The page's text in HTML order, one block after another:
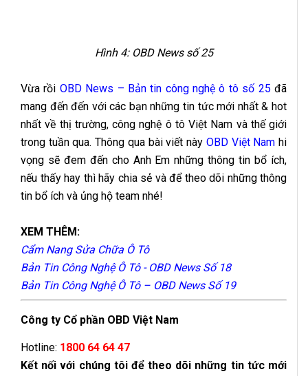
Hình 4: OBD News số 25
Vừa rồi OBD News – Bản tin công nghệ ô tô số 25 đã
mang đến đến với các bạn những tin tức mới nhất & hot
nhất về thị trường, công nghệ ô tô Việt Nam và thế giới
trong tuần qua. Thông qua bài viết này OBD Việt Nam hi
vọng sẽ đem đến cho Anh Em những thông tin bổ ích,
nếu thấy hay thì hãy chia sẻ và để theo dõi những thông
tin bổ ích và ủng hộ team nhé!
XEM THÊM:
Cẩm Nang Sửa Chữa Ô Tô
Bản Tin Công Nghệ Ô Tô - OBD News Số 18
Bản Tin Công Nghệ Ô Tô – OBD News Số 19
Công ty Cổ phần OBD Việt Nam
Hotline: 1800 64 64 47
Kết nối với chúng tôi để theo dõi những tin tức mới